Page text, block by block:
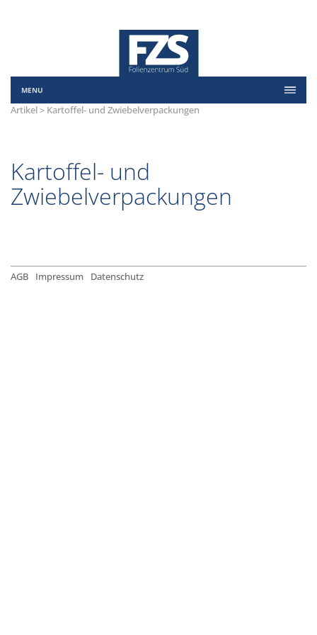
MENU
Artikel > Kartoffel- und Zwiebelverpackungen
Kartoffel- und
Zwiebelverpackungen
AGB Impressum Datenschutz